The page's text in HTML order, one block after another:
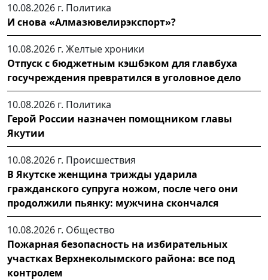
10.08.2026 г. Политика
И снова «Алмазювелирэкспорт»?
10.08.2026 г. Желтые хроники
Отпуск с бюджетным кэшбэком для главбуха
госучреждения превратился в уголовное дело
10.08.2026 г. Политика
Герой России назначен помощником главы
Якутии
10.08.2026 г. Происшествия
В Якутске женщина трижды ударила
гражданского супруга ножом, после чего они
продолжили пьянку: мужчина скончался
10.08.2026 г. Общество
Пожарная безопасность на избирательных
участках Верхнеколымского района: все под
контролем